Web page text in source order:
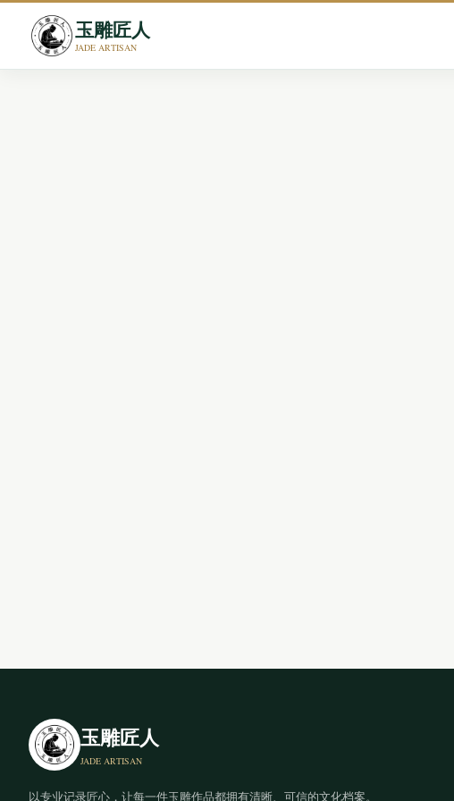
玉雕匠人
JADE ARTISAN
玉雕匠人
JADE ARTISAN
以专业记录匠心，让每一件玉雕作品都拥有清晰、可信的文化档案。